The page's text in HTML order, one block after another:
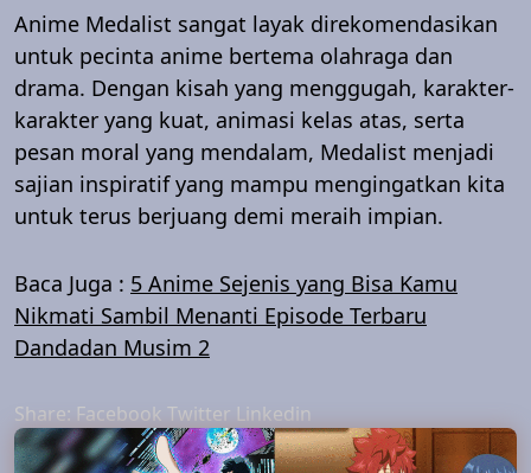
Anime Medalist sangat layak direkomendasikan
untuk pecinta anime bertema olahraga dan
drama. Dengan kisah yang menggugah, karakter-
karakter yang kuat, animasi kelas atas, serta
pesan moral yang mendalam, Medalist menjadi
sajian inspiratif yang mampu mengingatkan kita
untuk terus berjuang demi meraih impian.
Baca Juga : 5 Anime Sejenis yang Bisa Kamu
Nikmati Sambil Menanti Episode Terbaru
Dandadan Musim 2
Share: Facebook Twitter Linkedin